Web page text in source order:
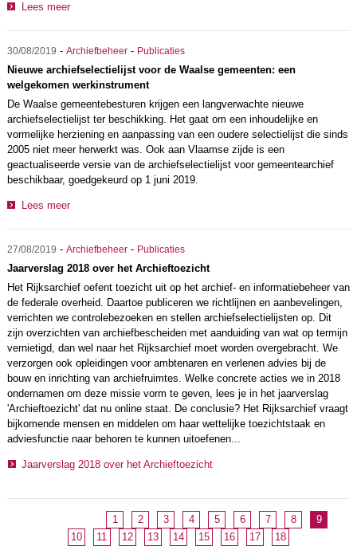
Lees meer
30/08/2019 - Archiefbeheer- Publicaties
Nieuwe archiefselectielijst voor de Waalse gemeenten: een
welgekomen werkinstrument
De Waalse gemeentebesturen krijgen een langverwachte nieuwe
archiefselectielijst ter beschikking. Het gaat om een inhoudelijke en
vormelijke herziening en aanpassing van een oudere selectielijst die sinds
2005 niet meer herwerkt was. Ook aan Vlaamse zijde is een
geactualiseerde versie van de archiefselectielijst voor gemeentearchief
beschikbaar, goedgekeurd op 1 juni 2019.
Lees meer
27/08/2019 - Archiefbeheer- Publicaties
Jaarverslag 2018 over het Archieftoezicht
Het Rijksarchief oefent toezicht uit op het archief- en informatiebeheer van
de federale overheid. Daartoe publiceren we richtlijnen en aanbevelingen,
verrichten we controlebezoeken en stellen archiefselectielijsten op. Dit
zijn overzichten van archiefbescheiden met aanduiding van wat op termijn
vernietigd, dan wel naar het Rijksarchief moet worden overgebracht. We
verzorgen ook opleidingen voor ambtenaren en verlenen advies bij de
bouw en inrichting van archiefruimtes. Welke concrete acties we in 2018
ondernamen om deze missie vorm te geven, lees je in het jaarverslag
'Archieftoezicht' dat nu online staat. De conclusie? Het Rijksarchief vraagt
bijkomende mensen en middelen om haar wettelijke toezichtstaak en
adviesfunctie naar behoren te kunnen uitoefenen...
Jaarverslag 2018 over het Archieftoezicht
1 2 3 4 5 6 7 8
9
10
11 12 13 14 15 16 17 18